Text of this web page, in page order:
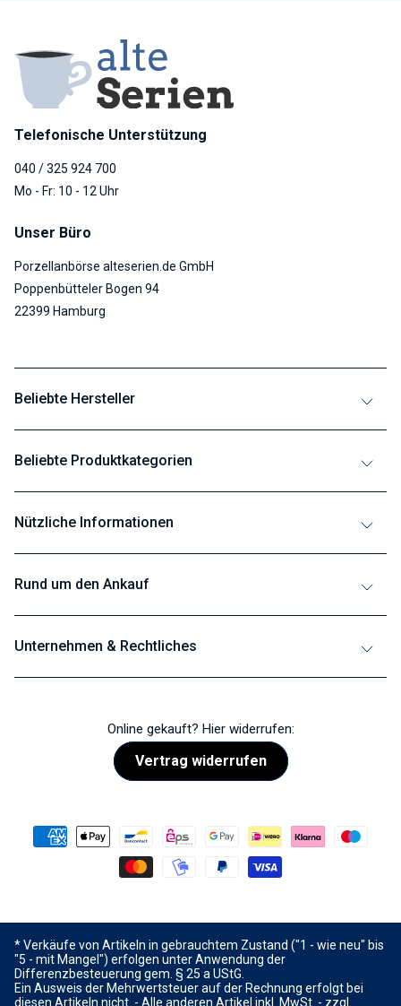
Telefonische Unterstützung
040 / 325 924 700
Mo - Fr: 10 - 12 Uhr
Unser Büro
Porzellanbörse alteserien.de GmbH
Poppenbütteler Bogen 94
22399 Hamburg
Beliebte Hersteller
Beliebte Produktkategorien
Nützliche Informationen
Rund um den Ankauf
Unternehmen & Rechtliches
Online gekauft? Hier widerrufen:
Vertrag widerrufen
* Verkäufe von Artikeln in gebrauchtem Zustand ("1 - wie neu" bis
"5 - mit Mangel") erfolgen unter Anwendung der
Differenzbesteuerung gem. § 25 a UStG.
Ein Ausweis der Mehrwertsteuer auf der Rechnung erfolgt bei
diesen Artikeln nicht. - Alle anderen Artikel inkl. MwSt. - zzgl.